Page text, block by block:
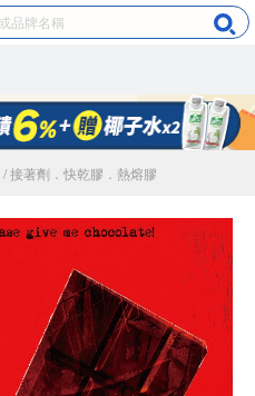
/ 接著劑．快乾膠．熱熔膠